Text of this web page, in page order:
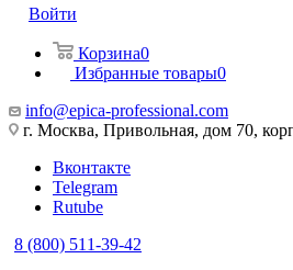
Войти
Корзина0
Избранные товары0
info@epica-professional.com
г. Москва, Привольная, дом 70,
Вконтакте
Telegram
Rutube
8 (800) 511-39-42